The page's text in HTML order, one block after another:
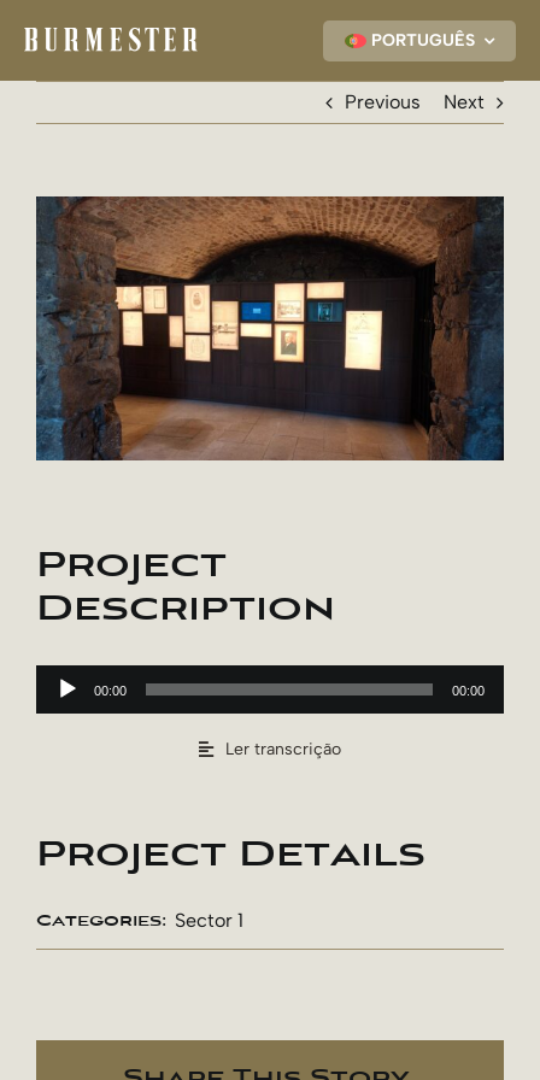
content
PORTUGUÊS
Previous Next
View
Larger
Image
Project
Description
Reprodutor
áudio
00:00 00:00
Ler transcrição
Project Details
Categories: Sector 1